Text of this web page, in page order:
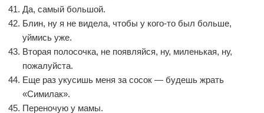
Да, самый большой.
Блин, ну я не видела, чтобы у кого-то был больше,
уймись уже.
Вторая полосочка, не появляйся, ну, миленькая, ну,
пожалуйста.
Еще раз укусишь меня за сосок — будешь жрать
«Симилак».
Переночую у мамы.